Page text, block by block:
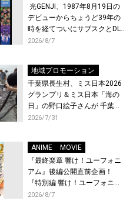
光GENJI、1987年8月19日の
デビューからちょうど39年の
時を経てついにサブスクとDL
配信が解禁！
2026/8/7
地域プロモーション
千葉県長生村、ミス日本2026
グランプリ＆ミス日本「海の
日」の野口絵子さんが 千葉県
唯一の村・長生村で地引網を
2026/7/31
ANIME
MOVIE
『最終楽章 響け！ユーフォニ
アム』後編公開直前企画！
『特別編 響け！ユーフォニア
ム〜アンサンブルコンテス
2026/8/7